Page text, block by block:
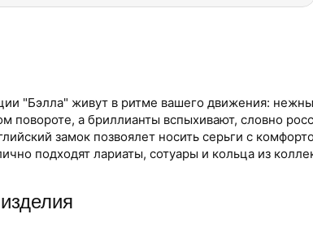
"Бэлла" живут в ритме вашего движения:
повороте, а бриллианты вспыхивают, словно
замок позвоялет носить серьги с
подходят лариаты, сотуары и кольца из